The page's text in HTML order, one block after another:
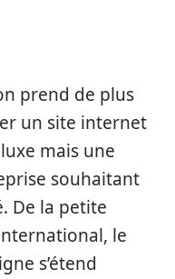
prend de plus
un site internet
mais une
souhaitant
De la petite
le
s’étend